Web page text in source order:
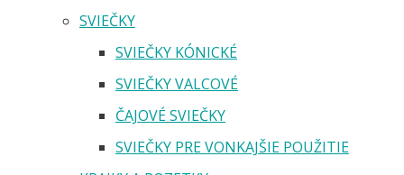
SVIEČKY
SVIEČKY KÓNICKÉ
SVIEČKY VALCOVÉ
ČAJOVÉ SVIEČKY
SVIEČKY PRE VONKAJŠIE POUŽITIE